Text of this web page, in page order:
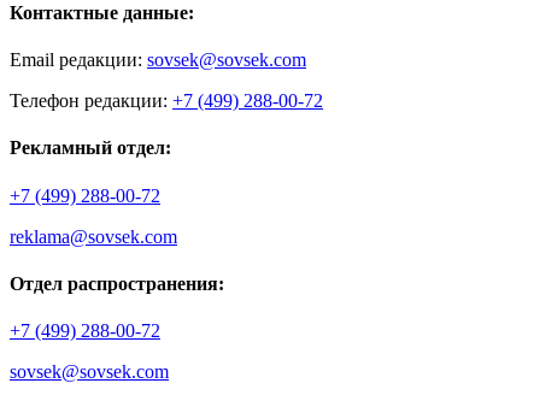
Контактные данные:
Email редакции: sovsek@sovsek.com
Телефон редакции: +7 (499) 288-00-72
Рекламный отдел:
+7 (499) 288-00-72
reklama@sovsek.com
Отдел распространения:
+7 (499) 288-00-72
sovsek@sovsek.com